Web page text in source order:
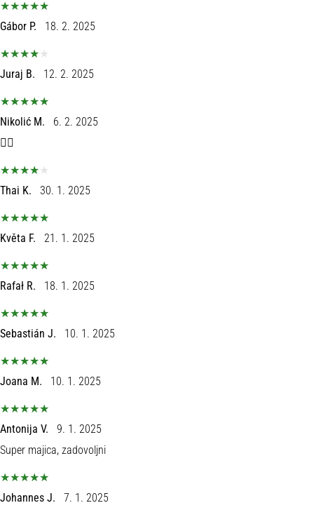
Gábor P. 18. 2. 2025
Juraj B. 12. 2. 2025
Nikolić M.
6. 2. 2025
👍🏻
Thai K. 30. 1. 2025
Květa F. 21. 1. 2025
Rafał R. 18. 1. 2025
Sebastián J. 10. 1. 2025
Joana M. 10. 1. 2025
Antonija V.
9. 1. 2025
Super majica, zadovoljni
Johannes J. 7. 1. 2025